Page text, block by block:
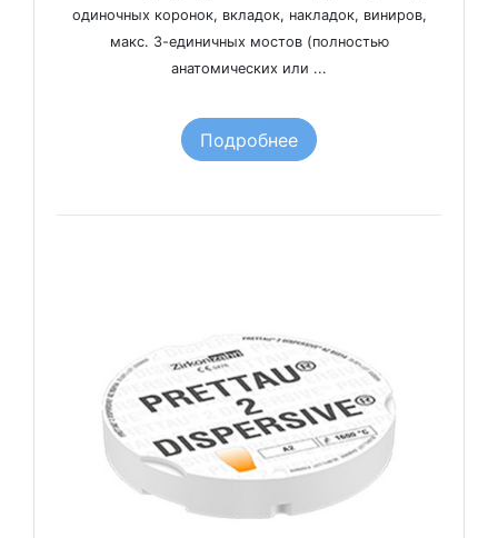
одиночных коронок, вкладок, накладок, виниров,
макс. 3-единичных мостов (полностью
анатомических или ...
Подробнее